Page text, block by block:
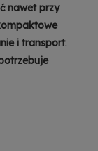
nawet przy
i transport.